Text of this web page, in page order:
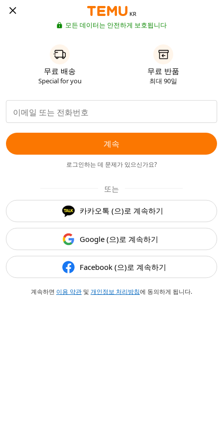
KR
모든 데이터는 안전하게 보호됩니다
무료 배송
Special for you
무료 반품
최대 90일
계속
로그인하는 데 문제가 있으신가요?
또는
카카오톡 (으)로 계속하기
Google (으)로 계속하기
Facebook (으)로 계속하기
계속하면 이용 약관 및 개인정보 처리방침에 동의하게 됩니다.